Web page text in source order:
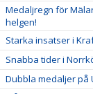
Medaljregn för
helgen!
Starka insatser i
Snabba tider i
Dubbla medaljer på